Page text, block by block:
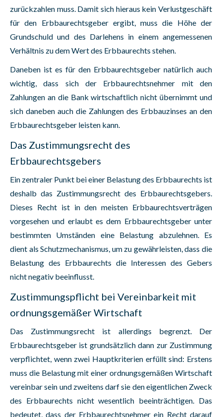
zurückzahlen muss. Damit sich hieraus kein Verlustgeschäft
für den Erbbaurechtsgeber ergibt, muss die Höhe der
Grundschuld und des Darlehens in einem angemessenen
Verhältnis zu dem Wert des Erbbaurechts stehen.
Daneben ist es für den Erbbaurechtsgeber natürlich auch
wichtig, dass sich der Erbbaurechtsnehmer mit den
Zahlungen an die Bank wirtschaftlich nicht übernimmt und
sich daneben auch die Zahlungen des Erbbauzinses an den
Erbbaurechtsgeber leisten kann.
Das Zustimmungsrecht des
Erbbaurechtsgebers
Ein zentraler Punkt bei einer Belastung des Erbbaurechts ist
deshalb das Zustimmungsrecht des Erbbaurechtsgebers.
Dieses Recht ist in den meisten Erbbaurechtsverträgen
vorgesehen und erlaubt es dem Erbbaurechtsgeber unter
bestimmten Umständen eine Belastung abzulehnen. Es
dient als Schutzmechanismus, um zu gewährleisten, dass die
Belastung des Erbbaurechts die Interessen des Gebers
nicht negativ beeinflusst.
Zustimmungspflicht bei Vereinbarkeit mit
ordnungsgemäßer Wirtschaft
Das Zustimmungsrecht ist allerdings begrenzt. Der
Erbbaurechtsgeber ist grundsätzlich dann zur Zustimmung
verpflichtet, wenn zwei Hauptkriterien erfüllt sind: Erstens
muss die Belastung mit einer ordnungsgemäßen Wirtschaft
vereinbar sein und zweitens darf sie den eigentlichen Zweck
des Erbbaurechts nicht wesentlich beeinträchtigen. Das
bedeutet, dass der Erbbaurechtsnehmer ein Recht darauf